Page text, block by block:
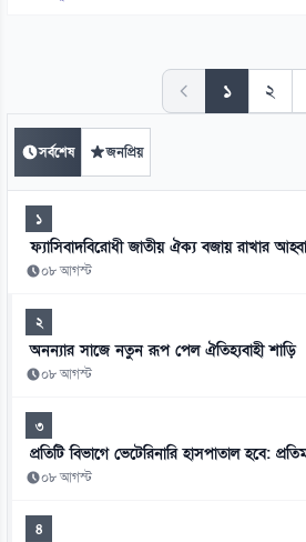
১ ২
সর্বশেষ জনপ্রিয়
১
ফ্যাসিবাদবিরোধী জাতীয় ঐক্য বজায় রাখার আহ্বান
০৮ আগস্ট
২
অনন্যার সাজে নতুন রূপ পেল ঐতিহ্যবাহী শাড়ি
০৮ আগস্ট
৩
প্রতিটি বিভাগে ভেটেরিনারি হাসপাতাল হবে:
০৮ আগস্ট
৪